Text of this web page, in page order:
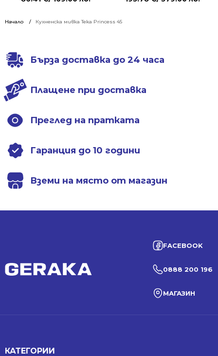
Начало Кухненска мивка Teka Princess 45
Бърза доставка до 24 часа
Плащене при доставка
Преглед на пратката
Гаранция до 10 години
Вземи на място от магазин
FACEBOOK
0888 200 196
МАГАЗИН
КАТЕГОРИИ